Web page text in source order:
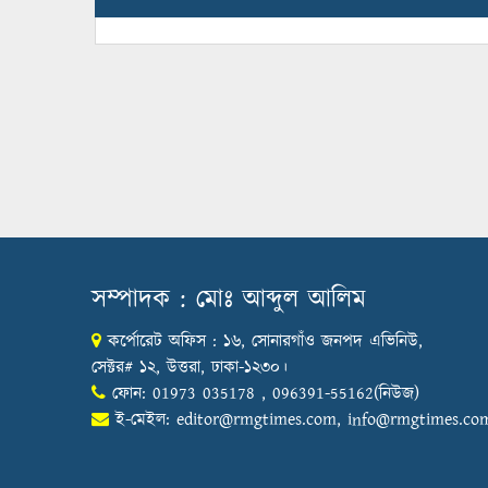
সম্পাদক : মোঃ আব্দুল আলিম
কর্পোরেট অফিস : ১৬, সোনারগাঁও জনপদ এভিনিউ,
সেক্টর# ১২, উত্তরা, ঢাকা-১২৩০।
ফোন: 01973 035178 , 096391-55162(নিউজ)
ই-মেইল: editor@rmgtimes.com,